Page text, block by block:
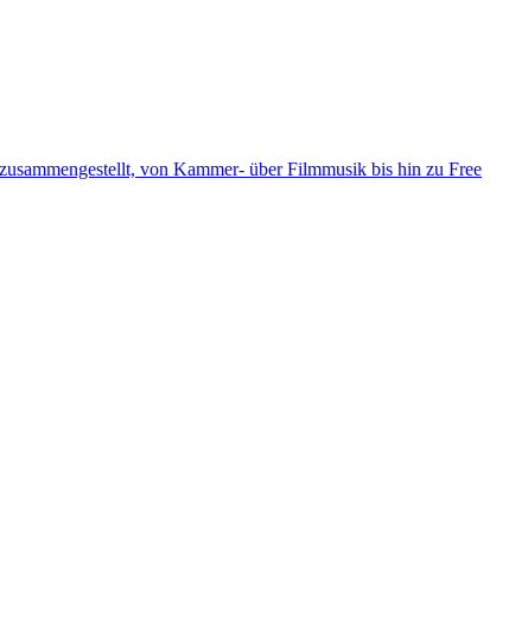
von Kammer- über Filmmusik bis hin zu Free